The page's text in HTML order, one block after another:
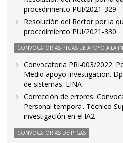
procedimiento PUI/2021-329
Resolución del Rector por la
procedimiento PUI/2021-330
CONVOCATORIAS PTGAS DE APOYO A LA
Convocatoria PRI-003/2022.
Medio apoyo investigación.
de sistemas. EINA
Corrección de errores.
Personal temporal. Técnico
investigación en el IA2
CONVOCATORIAS DE PTGAS